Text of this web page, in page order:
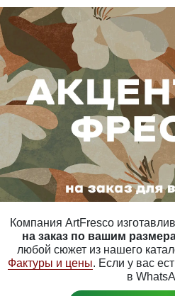
Компания ArtFresco
на заказ по вашим
любой сюжет из нашего
Фактуры и цены. Если у вас
в